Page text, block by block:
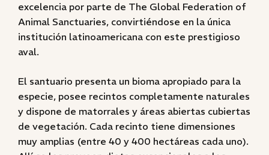
excelencia por parte de The Global Federation of
Animal Sanctuaries, convirtiéndose en la única
institución latinoamericana con este prestigioso
aval.
El santuario presenta un bioma apropiado para la
especie, posee recintos completamente naturales
y dispone de matorrales y áreas abiertas cubiertas
de vegetación. Cada recinto tiene dimensiones
muy amplias (entre 40 y 400 hectáreas cada uno).